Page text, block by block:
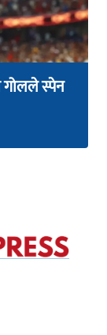
गोलले स्पेन